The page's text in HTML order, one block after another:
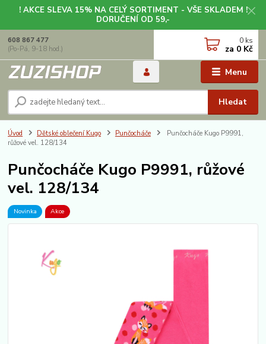
! AKCE SLEVA 15% NA CELÝ SORTIMENT - VŠE SKLADEM !
DORUČENÍ OD 59,-
Menu
Hledat
608 867 477
(Po-Pá, 9-18 hod.)
0 ks
za 0 Kč
Úvod Dětské oblečení Kugo Punčocháče
Punčocháče Kugo P9991,
růžové vel. 128/134
Punčocháče Kugo P9991, růžové
vel. 128/134
Novinka Akce